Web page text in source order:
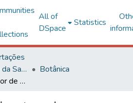
All of
DSpace
Statistics
Ciências Biológicas e da Saúde
Botânica
Morfo-anatomia e teor de nutrientes em três espécies vegetais cultivadas em sistema “wetland construído”